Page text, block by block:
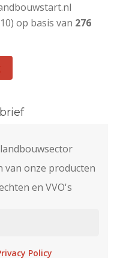
op basis van 276
van onze producten
en VVO's
Policy